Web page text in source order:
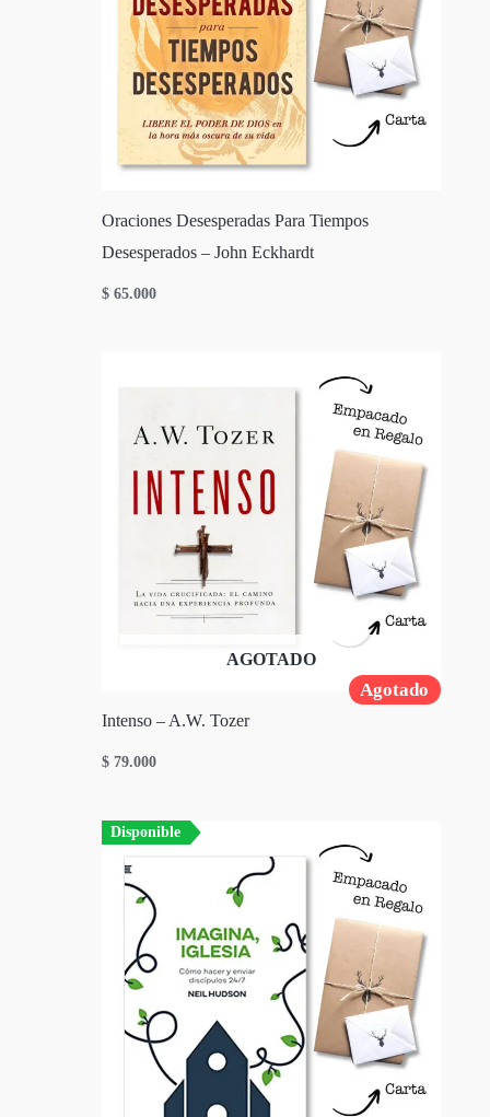
Oraciones Desesperadas Para Tiempos
Desesperados – John Eckhardt
$ 65.000
Agotado
AGOTADO
Intenso – A.W. Tozer
$ 79.000
Disponible